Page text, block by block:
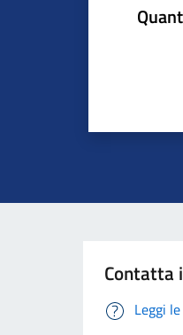
Contatta
Leggi